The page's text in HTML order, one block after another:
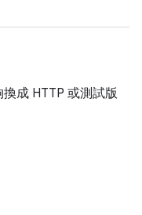
成 HTTP 或測試版